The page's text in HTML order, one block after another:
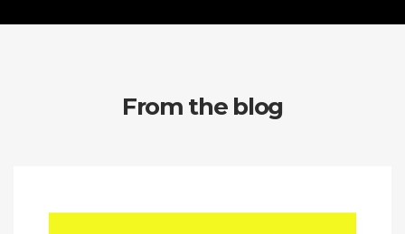
From the blog